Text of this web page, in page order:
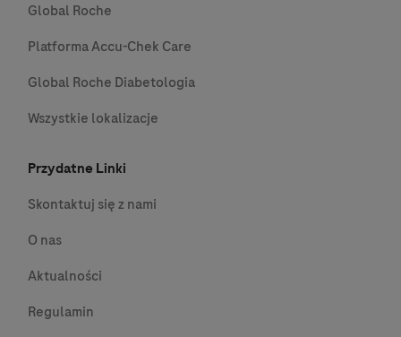
Global Roche
Platforma Accu-Chek Care
Global Roche Diabetologia
Wszystkie lokalizacje
Przydatne Linki
Skontaktuj się z nami
O nas
Aktualności
Regulamin